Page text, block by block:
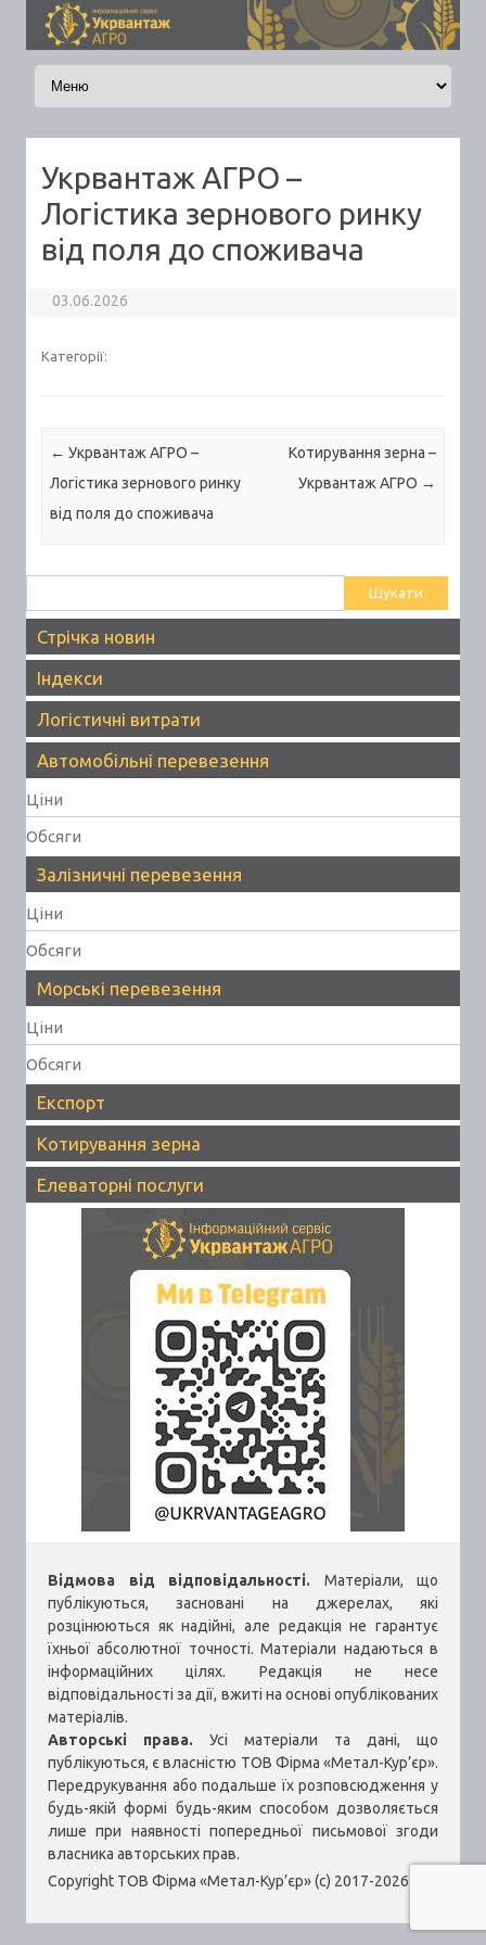
Skip to content
Укрвантаж АГРО –
Логістика зернового ринку
від поля до споживача
03.06.2026
Категорії:
Post navigation
← Укрвантаж АГРО –
Логістика зернового ринку
від поля до споживача
Котирування зерна –
Укрвантаж АГРО →
Стрічка новин
Індекси
Логістичні витрати
Автомобільні перевезення
Ціни
Обсяги
Залізничні перевезення
Ціни
Обсяги
Морські перевезення
Ціни
Обсяги
Експорт
Котирування зерна
Елеваторні послуги
Відмова від відповідальності. Матеріали, що
публікуються, засновані на джерелах, які
розцінюються як надійні, але редакція не гарантує
їхньої абсолютної точності. Матеріали надаються в
інформаційних цілях. Редакція не несе
відповідальності за дії, вжиті на основі опублікованих
матеріалів.
Авторські права. Усі матеріали та дані, що
публікуються, є власністю ТОВ Фірма «Метал-Кур’єр».
Передрукування або подальше їх розповсюдження у
будь-якій формі будь-яким способом дозволяється
лише при наявності попередньої письмової згоди
власника авторських прав.
Copyright ТОВ Фірма «Метал-Кур’єр» (c) 2017-2026